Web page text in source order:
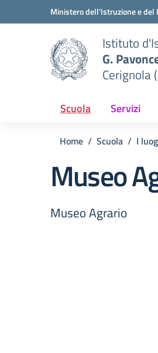
Vai ai contenuti
Vai al menu di navigazioneMinistero dell'Istruzione e del
Istituto
G.
Cerignola
Scuola Servizi
Home Scuola I
Museo
Museo Agrario